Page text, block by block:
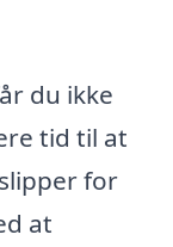
du ikke
tid til at
for
at